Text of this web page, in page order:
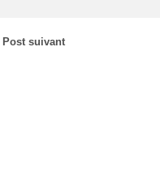
Post suivant